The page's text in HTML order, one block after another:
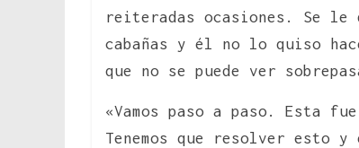
reiteradas ocasiones. Se
cabañas y él no lo quiso
que no se puede ver
«Vamos paso a paso. Esta
Tenemos que resolver esto y